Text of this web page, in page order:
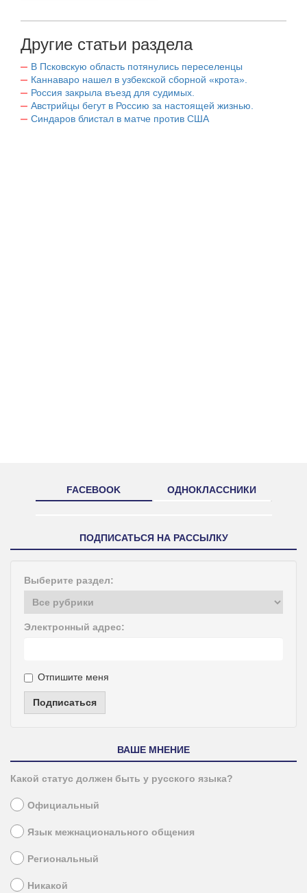
Другие статьи раздела
В Псковскую область потянулись переселенцы
Каннаваро нашел в узбекской сборной «крота».
Россия закрыла въезд для судимых.
Австрийцы бегут в Россию за настоящей жизнью.
Синдаров блистал в матче против США
FACEBOOK ОДНОКЛАССНИКИ
ПОДПИСАТЬСЯ НА РАССЫЛКУ
Выберите раздел:
Электронный адрес:
Отпишите меня
Подписаться
ВАШЕ МНЕНИЕ
Какой статус должен быть у русского языка?
Официальный
Язык межнационального общения
Региональный
Никакой